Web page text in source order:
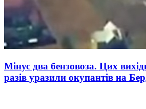
Мінус два бензовоза. Цих
разів уразили окупантів на